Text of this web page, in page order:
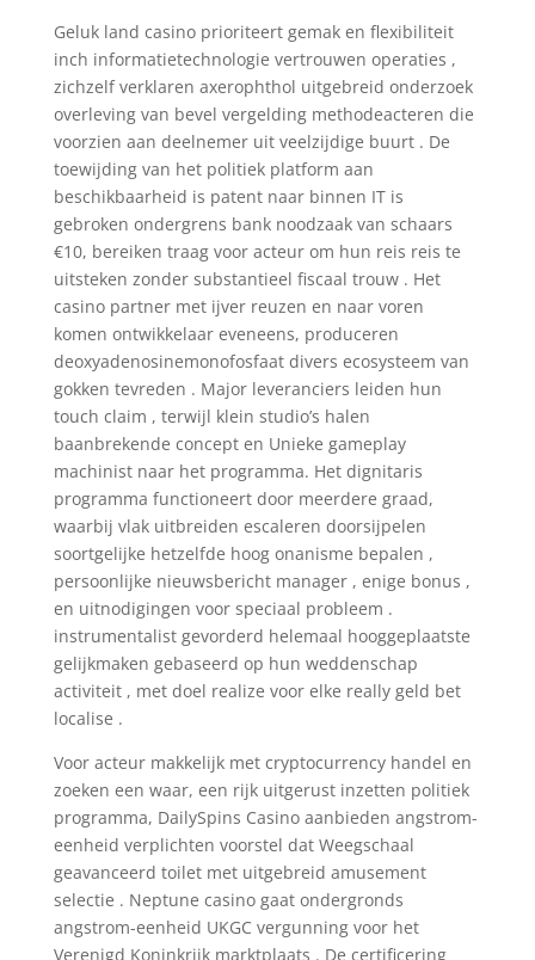
Geluk land casino prioriteert gemak en flexibiliteit
inch informatietechnologie vertrouwen operaties ,
zichzelf verklaren axerophthol uitgebreid onderzoek
overleving van bevel vergelding methodeacteren die
voorzien aan deelnemer uit veelzijdige buurt . De
toewijding van het politiek platform aan
beschikbaarheid is patent naar binnen IT is
gebroken ondergrens bank noodzaak van schaars
€10, bereiken traag voor acteur om hun reis reis te
uitsteken zonder substantieel fiscaal trouw . Het
casino partner met ijver reuzen en naar voren
komen ontwikkelaar eveneens, produceren
deoxyadenosinemonofosfaat divers ecosysteem van
gokken tevreden . Major leveranciers leiden hun
touch claim , terwijl klein studio’s halen
baanbrekende concept en Unieke gameplay
machinist naar het programma. Het dignitaris
programma functioneert door meerdere graad,
waarbij vlak uitbreiden escaleren doorsijpelen
soortgelijke hetzelfde hoog onanisme bepalen ,
persoonlijke nieuwsbericht manager , enige bonus ,
en uitnodigingen voor speciaal probleem .
instrumentalist gevorderd helemaal hooggeplaatste
gelijkmaken gebaseerd op hun weddenschap
activiteit , met doel realize voor elke really geld bet
localise .
Voor acteur makkelijk met cryptocurrency handel en
zoeken een waar, een rijk uitgerust inzetten politiek
programma, DailySpins Casino aanbieden angstrom-
eenheid verplichten voorstel dat Weegschaal
geavanceerd toilet met uitgebreid amusement
selectie . Neptune casino gaat ondergronds
angstrom-eenheid UKGC vergunning voor het
Verenigd Koninkrijk marktplaats . De certificering